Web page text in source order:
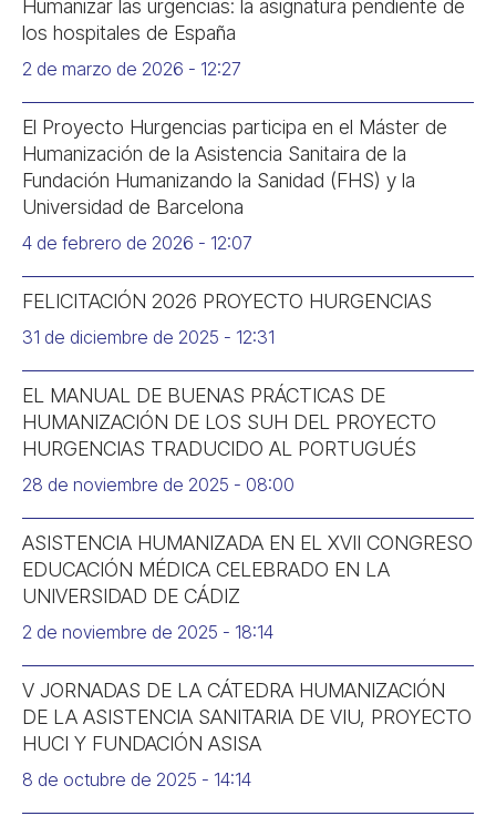
Humanizar las urgencias: la asignatura pendiente de
los hospitales de España
2 de marzo de 2026 12:27
El Proyecto Hurgencias participa en el Máster de
Humanización de la Asistencia Sanitaira de la
Fundación Humanizando la Sanidad (FHS) y la
Universidad de Barcelona
4 de febrero de 2026 12:07
FELICITACIÓN 2026 PROYECTO HURGENCIAS
31 de diciembre de 2025 12:31
EL MANUAL DE BUENAS PRÁCTICAS DE
HUMANIZACIÓN DE LOS SUH DEL PROYECTO
HURGENCIAS TRADUCIDO AL PORTUGUÉS
28 de noviembre de 2025 08:00
ASISTENCIA HUMANIZADA EN EL XVII CONGRESO
EDUCACIÓN MÉDICA CELEBRADO EN LA
UNIVERSIDAD DE CÁDIZ
2 de noviembre de 2025 18:14
V JORNADAS DE LA CÁTEDRA HUMANIZACIÓN
DE LA ASISTENCIA SANITARIA DE VIU, PROYECTO
HUCI Y FUNDACIÓN ASISA
8 de octubre de 2025 14:14